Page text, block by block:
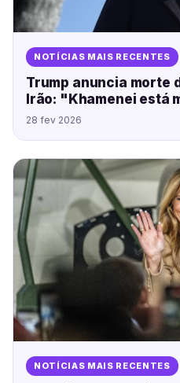
NOTÍCIAS MAIS RECENTES
Trump anuncia morte
Irão: "Khamenei está
28 fev 2026
NOTÍCIAS MAIS RECENTES